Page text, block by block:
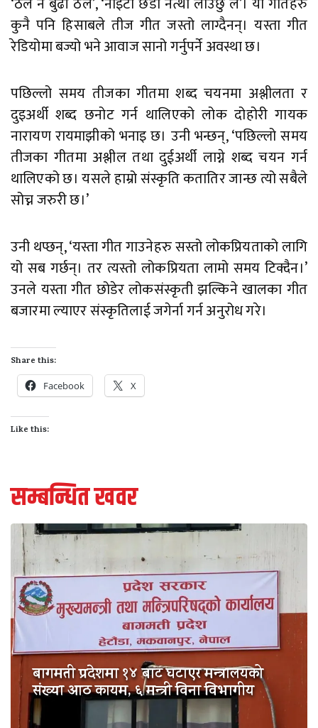
कुनै पनि हिसाबले तीज गीत जस्तो लाग्दैनन्। यस्ता गीत
रेडियोमा बज्यो भने आवाज सानो गर्नुपर्ने अवस्था छ।
पछिल्लो समय तीजका गीतमा शब्द चयनमा अश्लीलता र
दुइअर्थी शब्द छनोट गर्न थालिएको लोक दोहोरी गायक
नारायण रायमाझीको भनाइ छ। उनी भन्छन्, ‘पछिल्लो समय
तीजका गीतमा अश्लील तथा दुईअर्थी लाग्ने शब्द चयन गर्न
थालिएको छ। यसले हाम्रो संस्कृति कतातिर जान्छ त्यो सबैले
सोच्न जरुरी छ।’
उनी थप्छन्, ‘यस्ता गीत गाउनेहरु सस्तो लोकप्रियताको लागि
यो सब गर्छन्। तर त्यस्तो लोकप्रियता लामो समय टिक्दैन।’
उनले यस्ता गीत छोडेर लोकसंस्कृती झल्किने खालका गीत
बजारमा ल्याएर संस्कृतिलाई जगेर्ना गर्न अनुरोध गरे।
Share this:
Facebook X
Like this:
सम्बन्धित खवर
बागमती प्रदेशमा १४ बाट घटाएर मन्त्रालयको
संख्या आठ कायम, ६ मन्त्री विना विभागीय